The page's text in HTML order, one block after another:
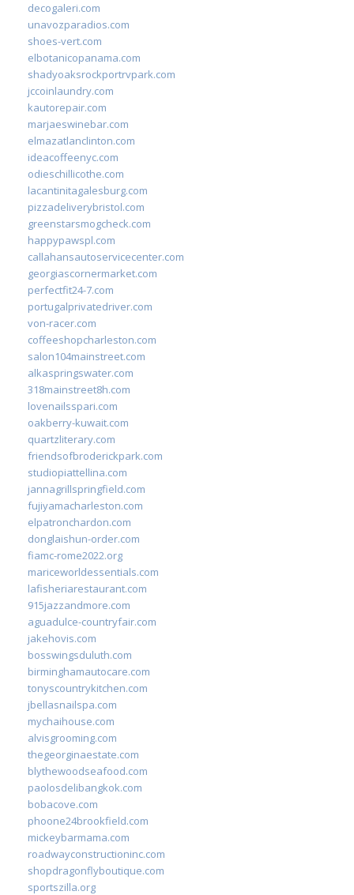
decogaleri.com
unavozparadios.com
shoes-vert.com
elbotanicopanama.com
shadyoaksrockportrvpark.com
jccoinlaundry.com
kautorepair.com
marjaeswinebar.com
elmazatlanclinton.com
ideacoffeenyc.com
odieschillicothe.com
lacantinitagalesburg.com
pizzadeliverybristol.com
greenstarsmogcheck.com
happypawspl.com
callahansautoservicecenter.com
georgiascornermarket.com
perfectfit24-7.com
portugalprivatedriver.com
von-racer.com
coffeeshopcharleston.com
salon104mainstreet.com
alkaspringswater.com
318mainstreet8h.com
lovenailsspari.com
oakberry-kuwait.com
quartzliterary.com
friendsofbroderickpark.com
studiopiattellina.com
jannagrillspringfield.com
fujiyamacharleston.com
elpatronchardon.com
donglaishun-order.com
fiamc-rome2022.org
mariceworldessentials.com
lafisheriarestaurant.com
915jazzandmore.com
aguadulce-countryfair.com
jakehovis.com
bosswingsduluth.com
birminghamautocare.com
tonyscountrykitchen.com
jbellasnailspa.com
mychaihouse.com
alvisgrooming.com
thegeorginaestate.com
blythewoodseafood.com
paolosdelibangkok.com
bobacove.com
phoone24brookfield.com
mickeybarmama.com
roadwayconstructioninc.com
shopdragonflyboutique.com
sportszilla.org